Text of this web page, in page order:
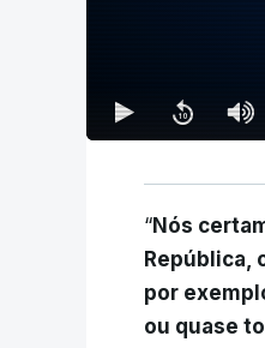
“Nós
República,
por
ou quase